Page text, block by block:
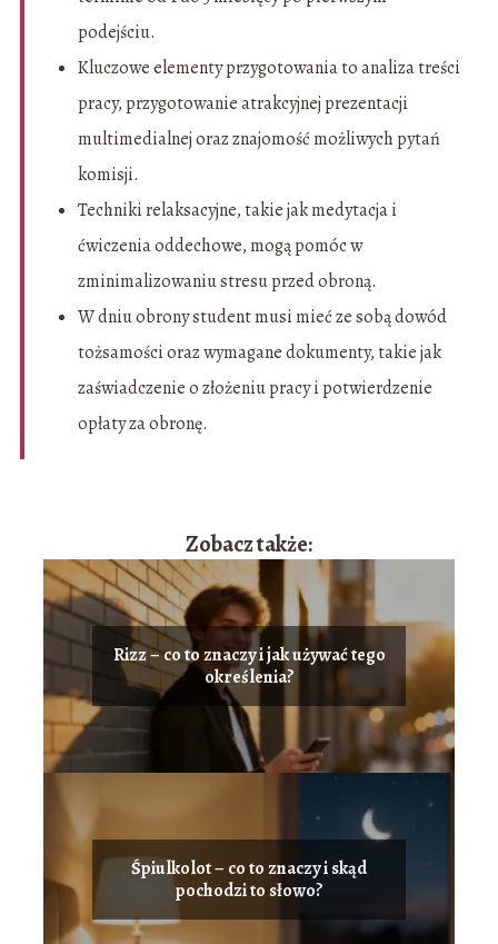
podejściu.
Kluczowe elementy przygotowania to analiza treści
pracy, przygotowanie atrakcyjnej prezentacji
multimedialnej oraz znajomość możliwych pytań
komisji.
Techniki relaksacyjne, takie jak medytacja i
ćwiczenia oddechowe, mogą pomóc w
zminimalizowaniu stresu przed obroną.
W dniu obrony student musi mieć ze sobą dowód
tożsamości oraz wymagane dokumenty, takie jak
zaświadczenie o złożeniu pracy i potwierdzenie
opłaty za obronę.
Zobacz także:
Rizz – co to znaczy i jak używać tego
określenia?
Śpiulkolot – co to znaczy i skąd
pochodzi to słowo?